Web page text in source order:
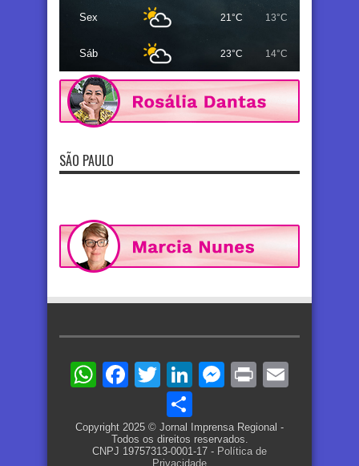
Sex 21°C 13°C
Sáb 23°C 14°C
SÃO PAULO
WhatsApp
Facebook
TwitterLinkedIn
Messenger
Print
Copyright 2025 © Jornal Imprensa Regional -
Todos os direitos reservados.
CNPJ 19757313-0001-17 - Política de
Privacidade